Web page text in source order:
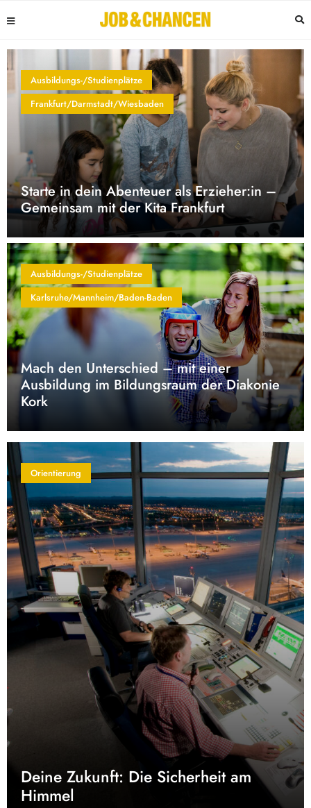
Ausbildungs-/Studienplätze
Frankfurt/Darmstadt/Wiesbaden
Starte in dein Abenteuer als Erzieher:in –
Gemeinsam mit der Kita Frankfurt
Ausbildungs-/Studienplätze
Karlsruhe/Mannheim/Baden-Baden
Mach den Unterschied – mit einer
Ausbildung im Bildungsraum der Diakonie
Kork
Orientierung
Deine Zukunft: Die Sicherheit am
Himmel